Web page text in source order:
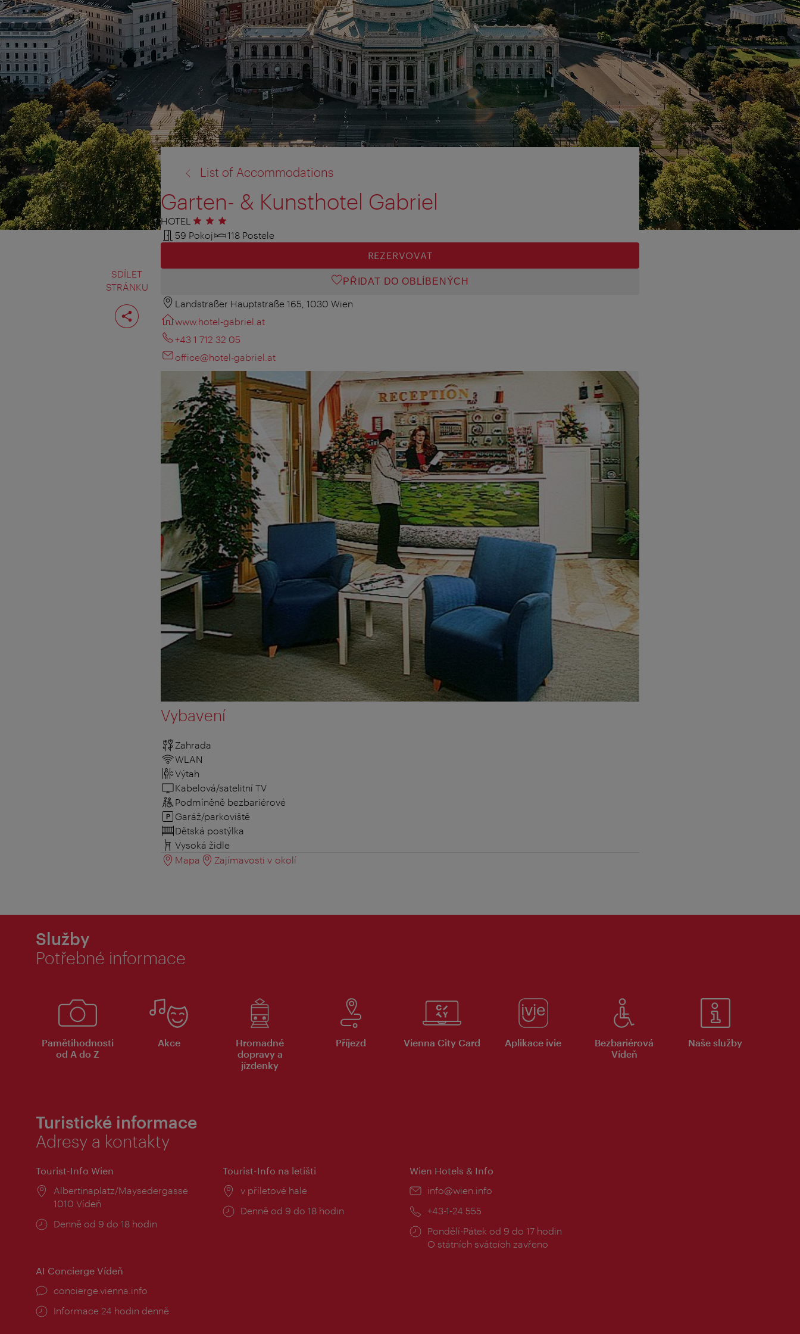
SDÍLET
STRÁNKU
Rozdělit
stranu
List of Accommodations
Garten- & Kunsthotel Gabriel
HOTEL 3 hvězdičky
59 Pokoj
118 Postele
REZERVOVAT
PŘIDAT DO OBLÍBENÝCH
Landstraßer Hauptstraße 165, 1030 Wien
www.hotel-gabriel.at
+43 1 712 32 05
office@hotel-gabriel.at
Vybavení
Zahrada
WLAN
Výtah
Kabelová/satelitní TV
Podmíněně bezbariérové
Garáž/parkoviště
Dětská postýlka
Vysoká židle
Mapa
Zajímavosti v okolí
Služby
Potřebné informace
Pamětihodnosti
od A do Z
Akce
Hromadné
dopravy a
jízdenky
Příjezd Vienna City Card Aplikace ivie
Bezbariérová
Vídeň
Naše služby
Turistické informace
Adresy a kontakty
Tourist-Info Wien
Místo:
Albertinaplatz/Maysedergasse
1010 Vídeň
Provozní
Denně od 9 do 18 hodin
Tourist-Info na letišti
Místo:
v příletové hale
Provozní
Denně od 9 do 18 hodin
Wien Hotels & Info
E-
info@wien.info
Telefon:
+43-1-24 555
Provozní
doba:
Pondělí-Pátek od 9 do 17 hodin
O státních svátcích zavřeno
AI Concierge Vídeň
concierge.vienna.info
Informace 24 hodin denně